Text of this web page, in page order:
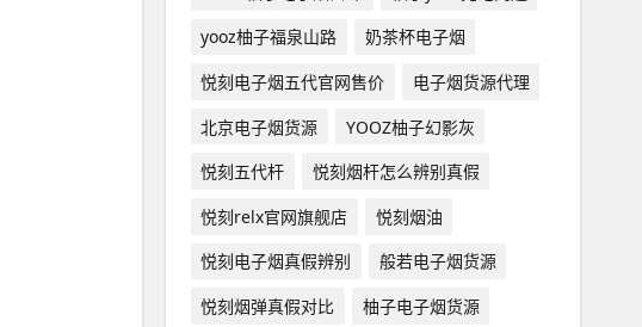
yooz柚子福泉山路
奶茶杯电子烟
悦刻电子烟五代官网售价
电子烟货源代理
北京电子烟货源
YOOZ柚子幻影灰
悦刻五代杆
悦刻烟杆怎么辨别真假
悦刻relx官网旗舰店
悦刻烟油
悦刻电子烟真假辨别
般若电子烟货源
悦刻烟弹真假对比
柚子电子烟货源